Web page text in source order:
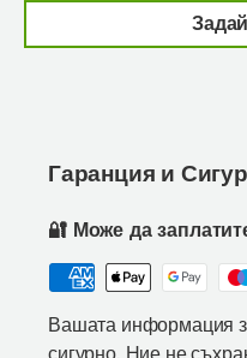
Гаранция и
🔐 Може да
Вашата информация